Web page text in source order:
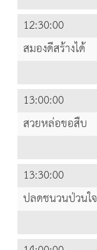
12:30:00
สมองดีสร้างได้
13:00:00
สวยหล่อขอสืบ
13:30:00
ปลดชนวนป่วนใจ